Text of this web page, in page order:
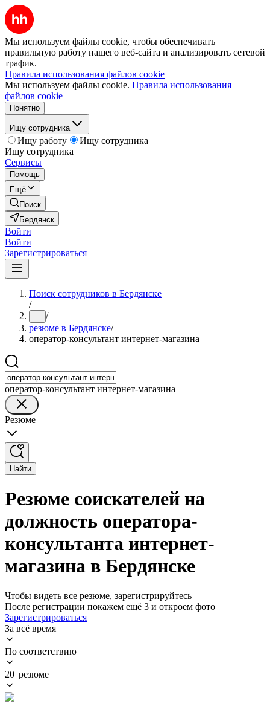
Мы используем файлы cookie, чтобы обеспечивать
правильную работу нашего веб-сайта и анализировать сетевой
трафик.
Правила использования файлов cookie
Мы используем файлы cookie. Правила использования
файлов cookie
Понятно
Ищу сотрудника
Ищу работу
Ищу сотрудника
Ищу сотрудника
Сервисы
Помощь
Ещё
Поиск
Бердянск
Войти
Войти
Зарегистрироваться
Поиск сотрудников в Бердянске
/
... /
резюме в Бердянске/
оператор-консультант интернет-магазина
оператор-консультант интернет-магазина
Резюме
Найти
Резюме соискателей на
должность оператора-
консультанта интернет-
магазина в Бердянске
Чтобы видеть все резюме, зарегистрируйтесь
После регистрации покажем ещё 3 и откроем фото
Зарегистрироваться
За всё время
По соответствию
20 резюме